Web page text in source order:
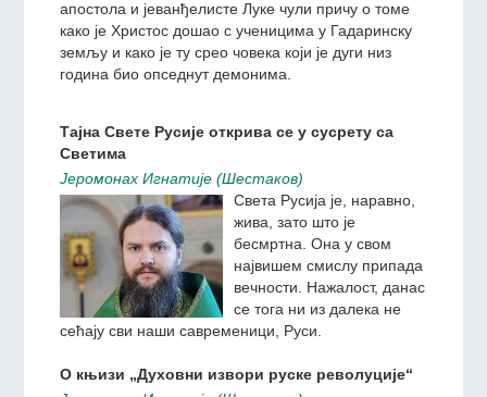
говори о спасоносном
значају милостиње као
испољавању искрене и
праве, нелицемерне љубави према ближњем.
Jeромонах Игнатиjе (Шестаков)
апостола и јеванђелисте
Луке чули причу о томе
како је Христос дошао с
ученицима у Гадаринску
земљу и како је ту срео
човека који је дуги низ година био опседнут
демонима.
Светима